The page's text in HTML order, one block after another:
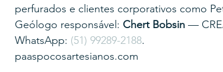
perfurados e clientes corporativos como
Geólogo responsável: Chert Bobsin —
WhatsApp: (51) 99289-2188.
paaspocosartesianos.com